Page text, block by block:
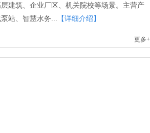
建筑、企业厂区、机关院校等场景。主营产
站、智慧水务... 【详细介绍】
更多+